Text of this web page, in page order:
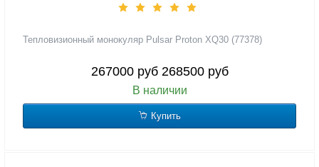
Тепловизионный монокуляр Pulsar Proton XQ30 (77378)
267000 руб 268500 руб
В наличии
Купить